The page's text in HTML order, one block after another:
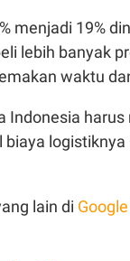
menjadi 19%
lebih banyak
waktu
Indonesia
biaya
lain di